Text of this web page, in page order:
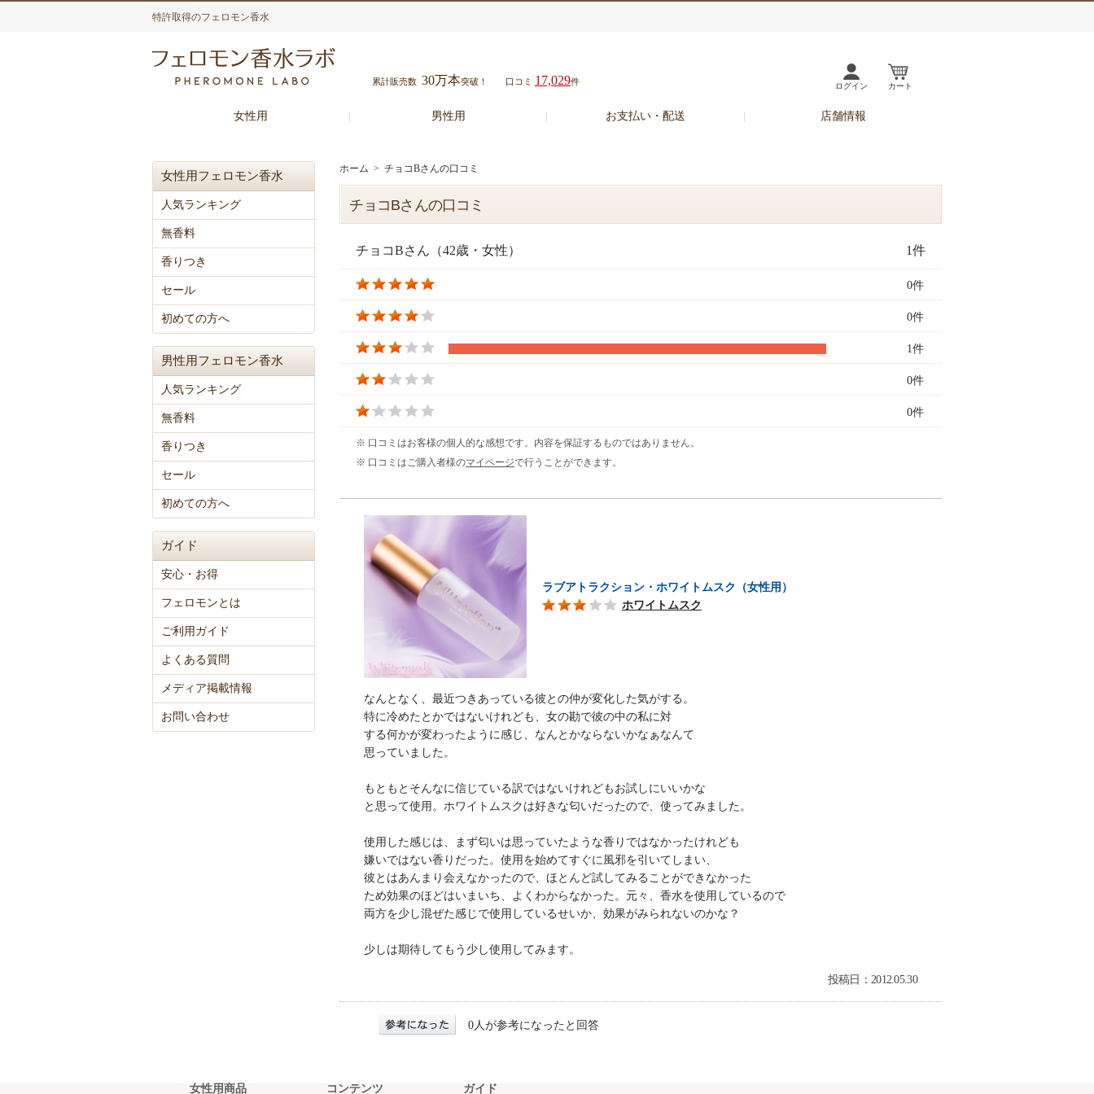
特許取得のフェロモン香水
累計販売数 30万本突破！ 口コミ 17,029件 ログイン カート
女性用 男性用 お支払い・配送 店舗情報
ホーム > チョコBさんの口コミ
チョコBさんの口コミ
チョコBさん（42歳・女性） 1件
0件
0件
1件
0件
0件
※ 口コミはお客様の個人的な感想です。内容を保証するものではありません。
※ 口コミはご購入者様のマイページで行うことができます。
ラブアトラクション・ホワイトムスク（女性用）
ホワイトムスク
なんとなく、最近つきあっている彼との仲が変化した気がする。
特に冷めたとかではないけれども、女の勘で彼の中の私に対
する何かが変わったように感じ、なんとかならないかなぁなんて
思っていました。
もともとそんなに信じている訳ではないけれどもお試しにいいかな
と思って使用。ホワイトムスクは好きな匂いだったので、使ってみました。
使用した感じは、まず匂いは思っていたような香りではなかったけれども
嫌いではない香りだった。使用を始めてすぐに風邪を引いてしまい、
彼とはあんまり会えなかったので、ほとんど試してみることができなかった
ため効果のほどはいまいち、よくわからなかった。元々、香水を使用しているので
両方を少し混ぜた感じで使用しているせいか、効果がみられないのかな？
少しは期待してもう少し使用してみます。
投稿日：2012.05.30
0人が参考になったと回答
女性用フェロモン香水
人気ランキング
無香料
香りつき
セール
初めての方へ
男性用フェロモン香水
人気ランキング
無香料
香りつき
セール
初めての方へ
ガイド
安心・お得
フェロモンとは
ご利用ガイド
よくある質問
メディア掲載情報
お問い合わせ
女性用商品 コンテンツ ガイド